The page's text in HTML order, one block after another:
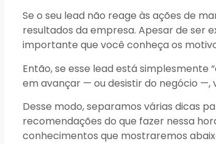
Se o seu lead não reage às ações de
resultados da empresa. Apesar de ser
importante que você conheça os
Então, se esse lead está
em avançar — ou desistir do negócio
Desse modo, separamos várias dicas
recomendações do que fazer nessa
conhecimentos que mostraremos